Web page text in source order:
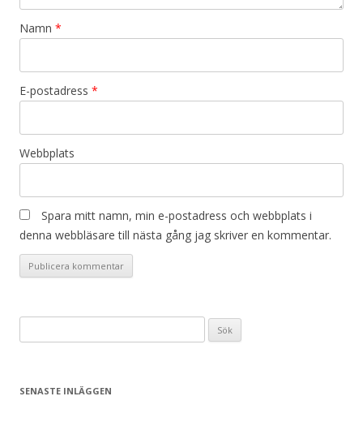
Namn *
E-postadress *
Webbplats
Spara mitt namn, min e-postadress och webbplats i
denna webbläsare till nästa gång jag skriver en kommentar.
efter:
SENASTE INLÄGGEN